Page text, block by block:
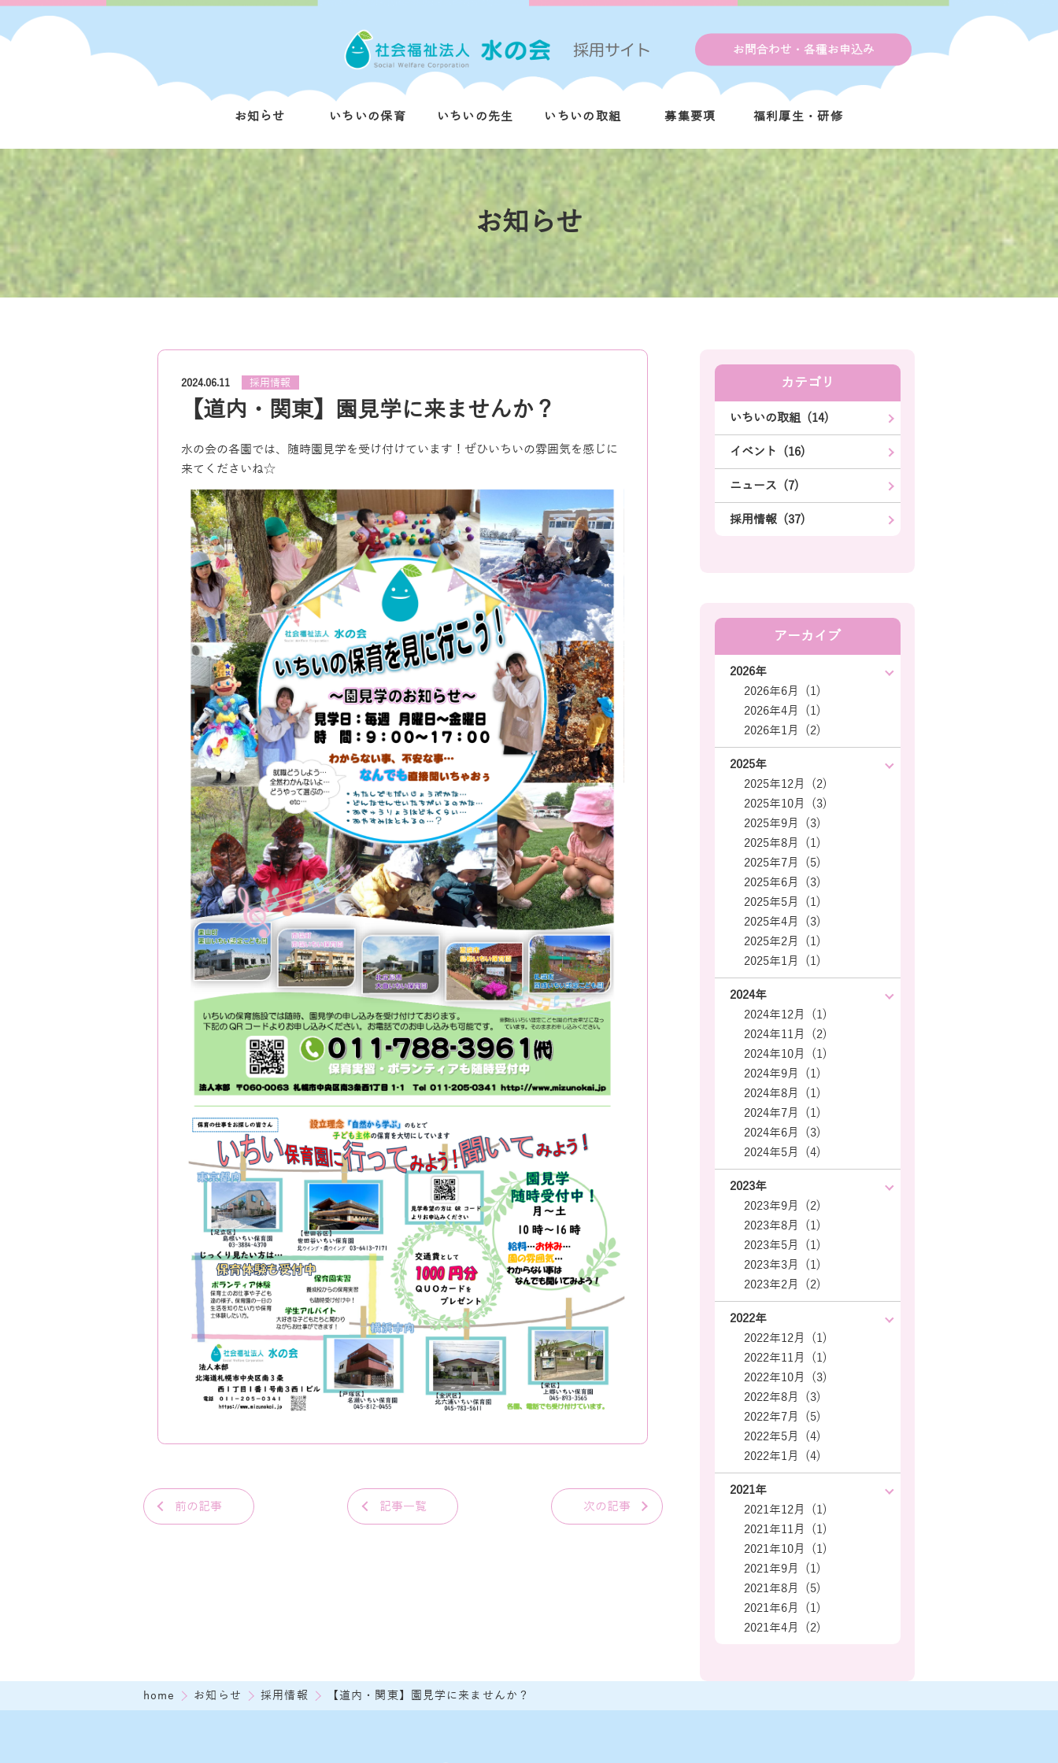
お問合わせ・各種お申込み
お知らせ いちいの保育 いちいの先生 いちいの取組 募集要項 福利厚生・研修
お知らせ
2024.06.11 採用情報
【道内・関東】園見学に来ませんか？
水の会の各園では、随時園見学を受け付けています！ぜひいちいの雰囲気を感じに
来てくださいね☆
前の記事 記事一覧 次の記事
カテゴリ
いちいの取組 (14)
イベント (16)
ニュース (7)
採用情報 (37)
アーカイブ
2026年
2026年6月 (1)
2026年4月 (1)
2026年1月 (2)
2025年
2025年12月 (2)
2025年10月 (3)
2025年9月 (3)
2025年8月 (1)
2025年7月 (5)
2025年6月 (3)
2025年5月 (1)
2025年4月 (3)
2025年2月 (1)
2025年1月 (1)
2024年
2024年12月 (1)
2024年11月 (2)
2024年10月 (1)
2024年9月 (1)
2024年8月 (1)
2024年7月 (1)
2024年6月 (3)
2024年5月 (4)
2023年
2023年9月 (2)
2023年8月 (1)
2023年5月 (1)
2023年3月 (1)
2023年2月 (2)
2022年
2022年12月 (1)
2022年11月 (1)
2022年10月 (3)
2022年8月 (3)
2022年7月 (5)
2022年5月 (4)
2022年1月 (4)
2021年
2021年12月 (1)
2021年11月 (1)
2021年10月 (1)
2021年9月 (1)
2021年8月 (5)
2021年6月 (1)
2021年4月 (2)
home お知らせ 採用情報 【道内・関東】園見学に来ませんか？